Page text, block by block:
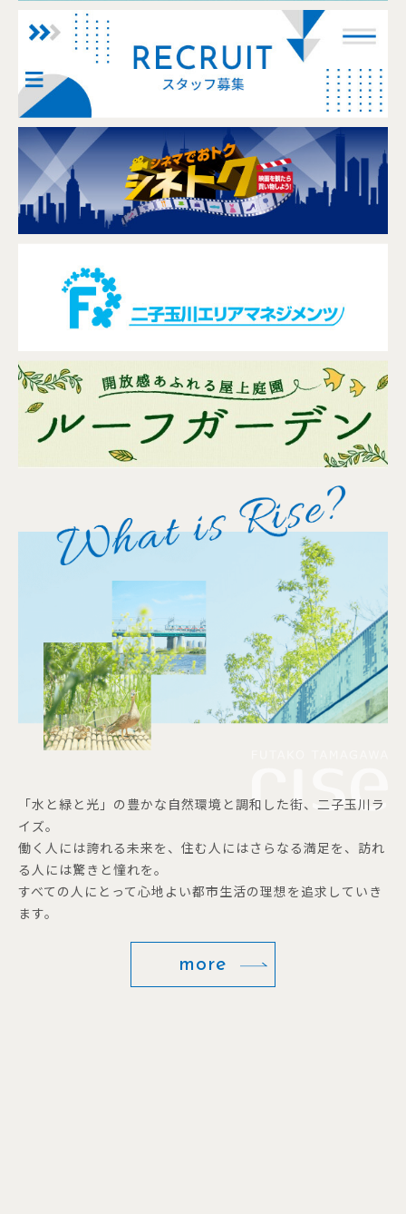
「水と緑と光」の豊かな自然環境と調和した街、二子玉川ラ
イズ。
働く人には誇れる未来を、住む人にはさらなる満足を、訪れ
る人には驚きと憧れを。
すべての人にとって心地よい都市生活の理想を追求していき
ます。
more